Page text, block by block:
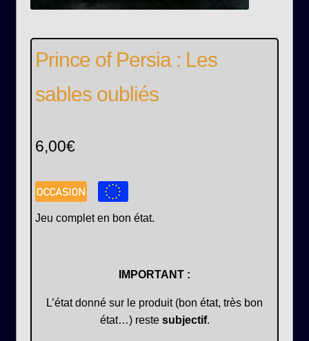
Prince of Persia : Les
sables oubliés
6,00€
Jeu complet en bon état.
IMPORTANT :
L’état donné sur le produit (bon état, très bon
état…) reste subjectif.